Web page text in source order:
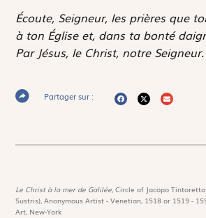
Écoute, Seigneur, les prières que
à ton Église et, dans ta bonté
Par Jésus, le Christ, notre Seigneur.
Partager sur :
Le Christ à la mer de Galilée,Circle of Jacopo
Sustris), Anonymous Artist - Venetian, 1518 or 1519 -
Art, New-York